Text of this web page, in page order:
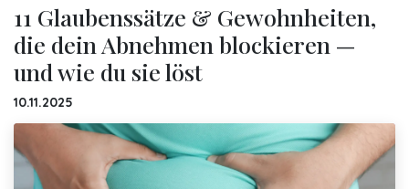
11 Glaubenssätze & Gewohnheiten,
die dein Abnehmen blockieren —
und wie du sie löst
10.11.2025